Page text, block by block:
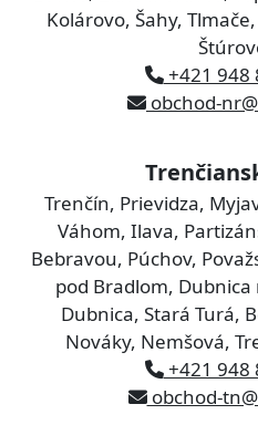
Kolárovo, Šahy,
+421 948
obchod-
Trenčín, Prievidza,
Váhom, Ilava,
Bebravou, Púchov,
pod Bradlom,
Dubnica, Stará Turá,
Nováky, Nemšová,
+421 948
obchod-